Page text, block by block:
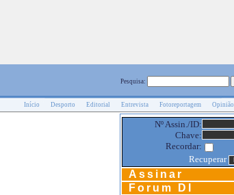
Pesquisa:
Início Desporto Editorial Entrevista Fotoreportagem Opinião
Nº Assin./ID:
Chave:
Recordar:
Recuperar
Assinar
Forum DI